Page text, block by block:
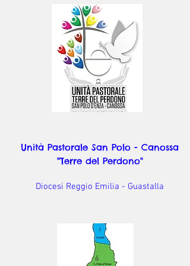
Unità Pastorale San Polo - Canossa
"Terre del Perdono"
Diocesi Reggio Emilia - Guastalla